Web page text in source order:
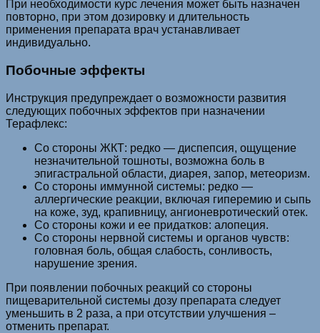
При необходимости курс лечения может быть назначен
повторно, при этом дозировку и длительность
применения препарата врач устанавливает
индивидуально.
Побочные эффекты
Инструкция предупреждает о возможности развития
следующих побочных эффектов при назначении
Терафлекс:
Со стороны ЖКТ: редко — диспепсия, ощущение
незначительной тошноты, возможна боль в
эпигастральной области, диарея, запор, метеоризм.
Со стороны иммунной системы: редко —
аллергические реакции, включая гиперемию и сыпь
на коже, зуд, крапивницу, ангионевротический отек.
Со стороны кожи и ее придатков: алопеция.
Со стороны нервной системы и органов чувств:
головная боль, общая слабость, сонливость,
нарушение зрения.
При появлении побочных реакций со стороны
пищеварительной системы дозу препарата следует
уменьшить в 2 раза, а при отсутствии улучшения –
отменить препарат.